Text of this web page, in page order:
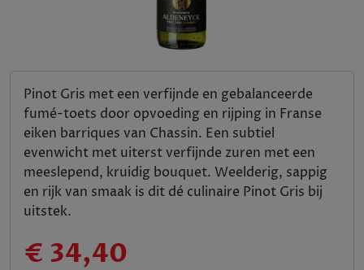
Pinot Gris met een verfijnde en gebalanceerde
fumé-toets door opvoeding en rijping in Franse
eiken barriques van Chassin. Een subtiel
evenwicht met uiterst verfijnde zuren met een
meeslepend, kruidig bouquet. Weelderig, sappig
en rijk van smaak is dit dé culinaire Pinot Gris bij
uitstek.
€ 34,40